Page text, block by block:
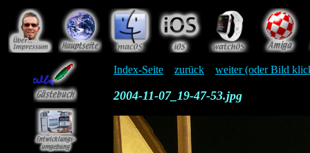
Index-Seite zurück weiter (oder Bild
2004-11-07_19-47-53.jpg